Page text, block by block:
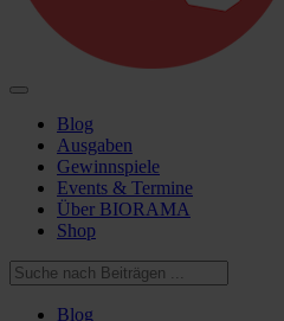
Blog
Ausgaben
Gewinnspiele
Events & Termine
Über BIORAMA
Shop
Blog